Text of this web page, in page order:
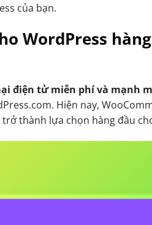
của bạn.
WordPress
điện tử miễn phí và mạnh
Hiện nay,
trở thành lựa chọn hàng đầu